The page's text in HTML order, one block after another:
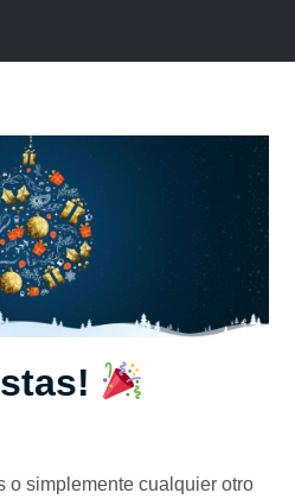
o simplemente cualquier otro